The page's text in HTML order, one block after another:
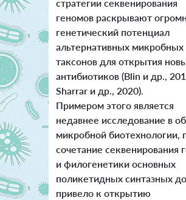
стратегии секвенирования
геномов раскрывают
генетический потенциал
альтернативных микробных
таксонов для открытия
антибиотиков (Blin и др.,
Sharrar и др., 2020).
Примером этого является
недавнее исследование в
микробной биотехнологии,
сочетание секвенирования
и филогенетики основных
поликетидных синтазных
привело к открытию